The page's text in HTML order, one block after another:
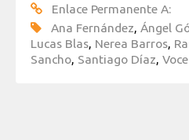
Enlace Permanente A:
Ana Fernández, Ángel
Lucas Blas, Nerea Barros,
Sancho, Santiago Díaz,